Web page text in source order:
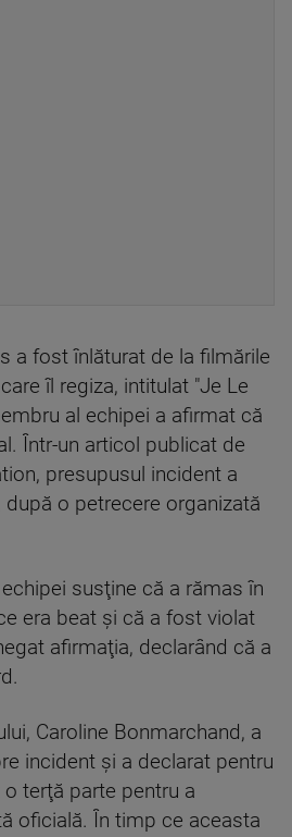
a fost înlăturat de la filmările
îl regiza, intitulat "Je Le
al echipei a afirmat că
Într-un articol publicat de
presupusul incident a
după o petrecere organizată
susţine că a rămas în
era beat şi că a fost violat
afirmaţia, declarând că a
Caroline Bonmarchand, a
incident şi a declarat pentru
terţă parte pentru a
oficială. În timp ce aceasta